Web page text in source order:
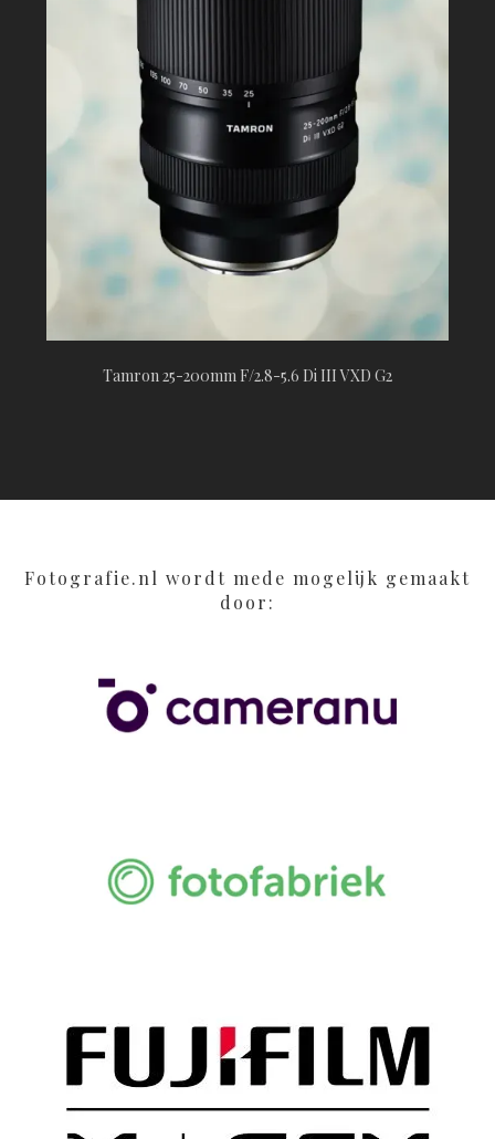
Tamron 25-200mm F/2.8-5.6 Di III VXD G2
Fotografie.nl wordt mede mogelijk gemaakt
door: